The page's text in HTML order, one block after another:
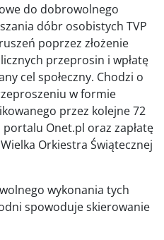
do dobrowolnego
dóbr osobistych TVP
poprzez złożenie
przeprosin i wpłatę
cel społeczny. Chodzi o
w formie
przez kolejne 72
Onet.pl oraz zapłatę
Orkiestra Świątecznej
wykonania tych
spowoduje skierowanie